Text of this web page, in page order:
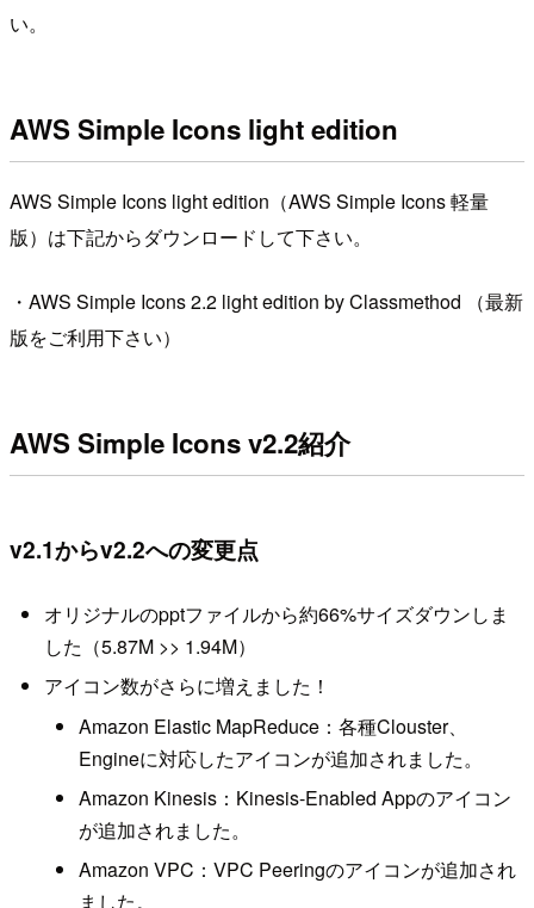
い。
AWS Simple Icons light edition
AWS Simple Icons light edition（AWS Simple Icons 軽量
版）は下記からダウンロードして下さい。
・AWS Simple Icons 2.2 light edition by Classmethod （最新
版をご利用下さい）
AWS Simple Icons v2.2紹介
v2.1からv2.2への変更点
オリジナルのpptファイルから約66%サイズダウンしま
した（5.87M >> 1.94M）
アイコン数がさらに増えました！
Amazon Elastic MapReduce：各種Clouster、
Engineに対応したアイコンが追加されました。
Amazon Kinesis：Kinesis-Enabled Appのアイコン
が追加されました。
Amazon VPC：VPC Peeringのアイコンが追加され
ました。